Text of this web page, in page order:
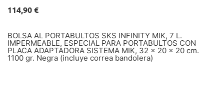
114,90 €
BOLSA AL PORTABULTOS SKS INFINITY MIK, 7 L.
IMPERMEABLE, ESPECIAL PARA PORTABULTOS CON
PLACA ADAPTADORA SISTEMA MIK, 32 x 20 x 20 cm.
1100 gr. Negra (incluye correa bandolera)